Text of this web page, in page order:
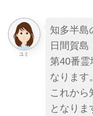
ユミ
知多半島
日間賀島
第40番霊
なります。
これから
となりま